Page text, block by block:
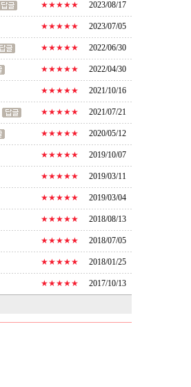
★★★★★ 2023/08/17
★★★★★ 2023/07/05
★★★★★ 2022/06/30
★★★★★ 2022/04/30
★★★★★ 2021/10/16
★★★★★ 2021/07/21
★★★★★ 2020/05/12
★★★★★ 2019/10/07
★★★★★ 2019/03/11
★★★★★ 2019/03/04
★★★★★ 2018/08/13
★★★★★ 2018/07/05
★★★★★ 2018/01/25
★★★★★ 2017/10/13